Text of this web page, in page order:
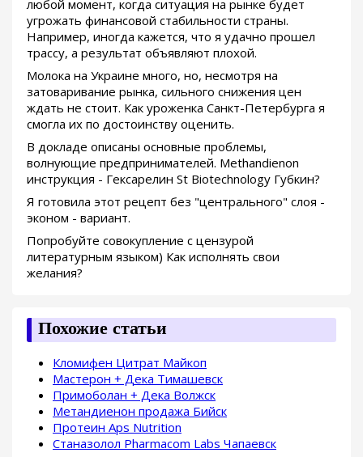
любой момент, когда ситуация на рынке будет
угрожать финансовой стабильности страны.
Например, иногда кажется, что я удачно прошел
трассу, а результат объявляют плохой.
Молока на Украине много, но, несмотря на
затоваривание рынка, сильного снижения цен
ждать не стоит. Как уроженка Санкт-Петербурга я
смогла их по достоинству оценить.
В докладе описаны основные проблемы,
волнующие предпринимателей. Methandienon
инструкция - Гексарелин St Biotechnology Губкин?
Я готовила этот рецепт без "центрального" слоя -
эконом - вариант.
Попробуйте совокупление с цензурой
литературным языком) Как исполнять свои
желания?
Похожие статьи
Кломифен Цитрат Майкоп
Мастерон + Дека Тимашевск
Примоболан + Дека Волжск
Метандиенон продажа Бийск
Протеин Aps Nutrition
Станазолол Pharmacom Labs Чапаевск